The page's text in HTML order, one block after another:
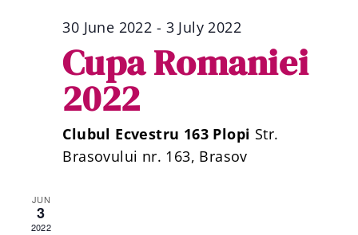
30 June 2022 - 3 July 2022
Cupa Romaniei
2022
Clubul Ecvestru 163 Plopi Str.
Brasovului nr. 163, Brasov
JUN
3
2022